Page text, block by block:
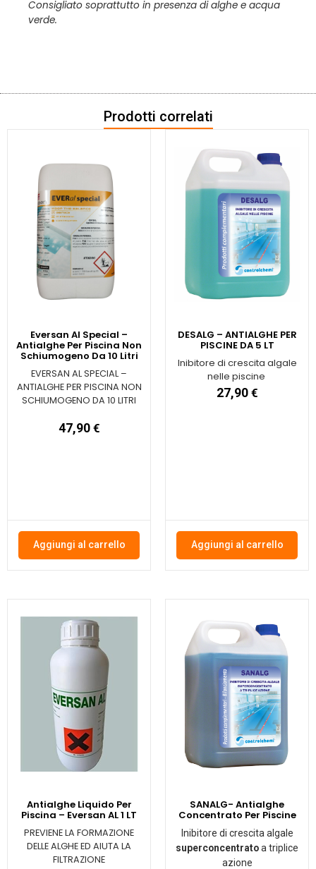
Consigliato soprattutto in presenza di alghe e acqua
verde.
Prodotti correlati
Eversan Al Special –
Antialghe Per Piscina Non
Schiumogeno Da 10 Litri
EVERSAN AL SPECIAL –
ANTIALGHE PER PISCINA NON
SCHIUMOGENO DA 10 LITRI
47,90 €
Aggiungi al carrello
DESALG – ANTIALGHE PER
PISCINE DA 5 LT
Inibitore di crescita algale
nelle piscine
27,90 €
Aggiungi al carrello
Antialghe Liquido Per
Piscina – Eversan AL 1 LT
PREVIENE LA FORMAZIONE
DELLE ALGHE ED AIUTA LA
FILTRAZIONE
SANALG- Antialghe
Concentrato Per Piscine
Inibitore di crescita algale
superconcentratoa triplice
azione